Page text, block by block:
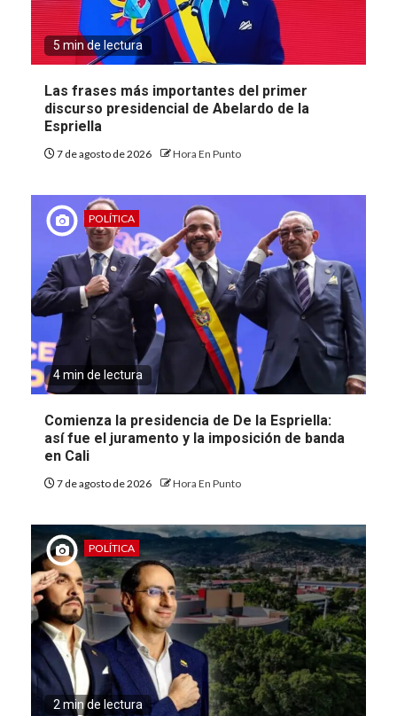
5 min de lectura
Las frases más importantes del primer
discurso presidencial de Abelardo de la
Espriella
7 de agosto de 2026 Hora En Punto
POLÍTICA
4 min de lectura
Comienza la presidencia de De la Espriella:
así fue el juramento y la imposición de banda
en Cali
7 de agosto de 2026 Hora En Punto
POLÍTICA
2 min de lectura